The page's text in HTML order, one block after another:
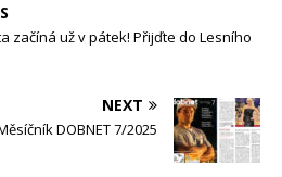
začíná už v pátek! Přijďte do Lesního
NEXT
DOBNET 7/2025